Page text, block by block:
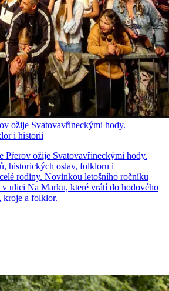
ožije Svatovavřineckými hody.
i historii
Přerov ožije Svatovavřineckými hody.
historických oslav, folkloru i
rodiny. Novinkou letošního ročníku
ulici Na Marku, které vrátí do hodového
kroje a folklor.